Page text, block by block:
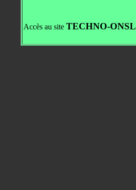
Accès au site TECHNO-